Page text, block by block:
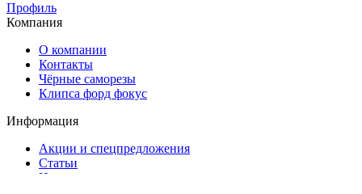
Профиль
Компания
О компании
Контакты
Чёрные саморезы
Клипса форд фокус
Информация
Акции и спецпредложения
Статьи
Новости